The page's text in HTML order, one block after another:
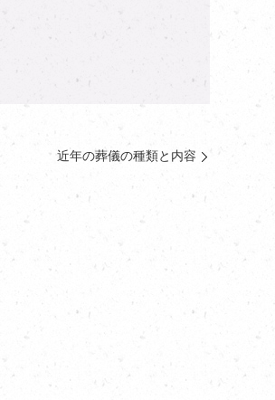
近年の葬儀の種類と内容